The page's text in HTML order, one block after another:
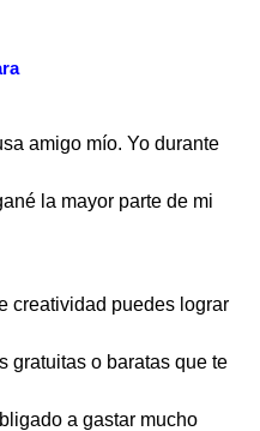
amigo mío. Yo durante
la mayor parte de mi
creatividad puedes lograr
gratuitas o baratas que te
a gastar mucho